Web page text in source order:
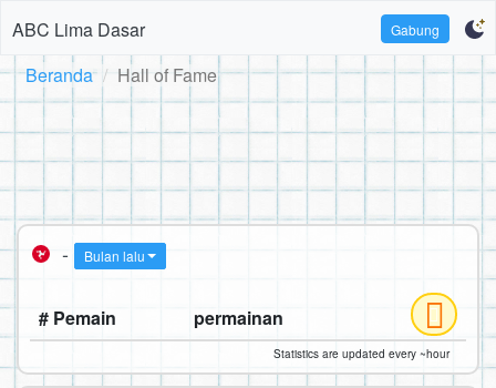
ABC Lima Dasar Gabung
Beranda Hall of Fame
- Bulan lalu
# Pemain permainan
Statistics are updated every ~hour